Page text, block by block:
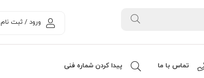
ورود / ثبت نام
تماس با ما پیدا کردن شماره فنی